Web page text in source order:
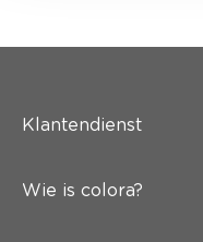
Klantendienst
Wie is colora?